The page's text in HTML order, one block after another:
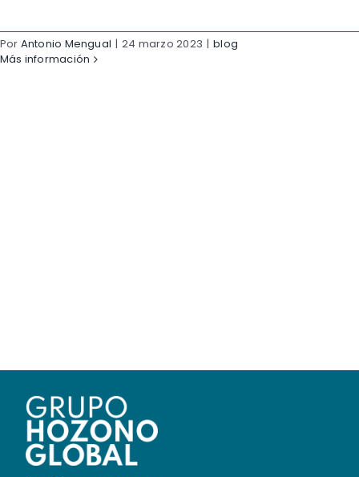
Por Antonio Mengual | 24 marzo 2023 | blog
Más información